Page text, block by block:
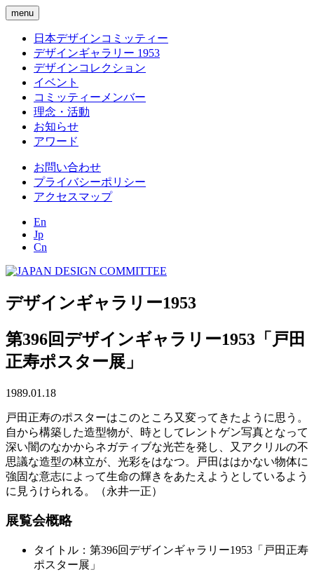
menu
日本デザインコミッティー
デザインギャラリー 1953
デザインコレクション
イベント
コミッティーメンバー
理念・活動
お知らせ
アワード
お問い合わせ
プライバシーポリシー
アクセスマップ
En
Jp
Cn
デザインギャラリー1953
第396回デザインギャラリー1953「戸田
正寿ポスター展」
1989.01.18
戸田正寿のポスターはこのところ又変ってきたように思う。
自から構築した造型物が、時としてレントゲン写真となって
深い闇のなかからネガティブな光芒を発し、又アクリルの不
思議な造型の林立が、光彩をはなつ。戸田ははかない物体に
強固な意志によって生命の輝きをあたえようとしているよう
に見うけられる。（永井一正）
展覧会概略
タイトル：第396回デザインギャラリー1953「戸田正寿
ポスター展」